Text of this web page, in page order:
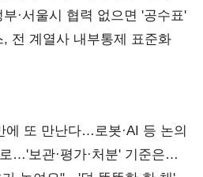
·서울시 협력 없으면 '공수표'
전 계열사 내부통제 표준화
에 또 만난다…로봇·AI 등 논의
…'보관·평가·처분' 기준은